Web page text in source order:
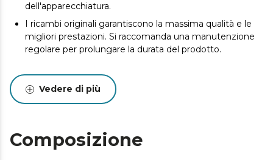
dell'apparecchiatura.
I ricambi originali garantiscono la massima qualità e le
migliori prestazioni. Si raccomanda una manutenzione
regolare per prolungare la durata del prodotto.
Vedere di più
Composizione